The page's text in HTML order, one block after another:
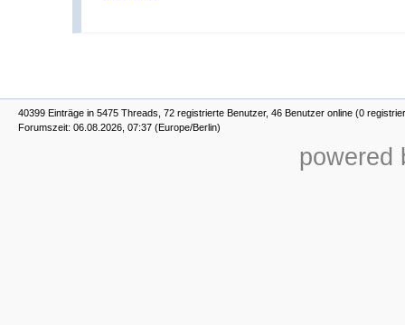
40399 Einträge in 5475 Threads, 72 registrierte Benutzer, 46 Benutzer online (0
Forumszeit: 06.08.2026, 07:37 (Europe/Berlin)
powered